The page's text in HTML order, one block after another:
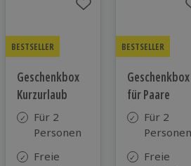
BESTSELLER
Geschenkbox
Kurzurlaub
Für 2
Personen
Freie
BESTSELLER
Geschenkbox
für Paare
Für 2
Personen
Freie